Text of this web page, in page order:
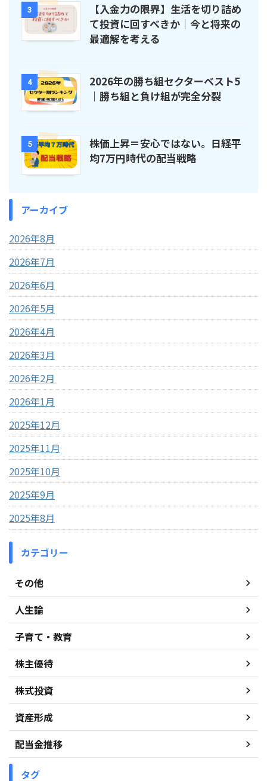
3
【入金力の限界】生活を切り詰め
て投資に回すべきか｜今と将来の
最適解を考える
4
2026年の勝ち組セクターベスト5
｜勝ち組と負け組が完全分裂
5
株価上昇＝安心ではない。日経平
均7万円時代の配当戦略
アーカイブ
2026年8月
2026年7月
2026年6月
2026年5月
2026年4月
2026年3月
2026年2月
2026年1月
2025年12月
2025年11月
2025年10月
2025年9月
2025年8月
カテゴリー
その他
人生論
子育て・教育
株主優待
株式投資
資産形成
配当金推移
タグ